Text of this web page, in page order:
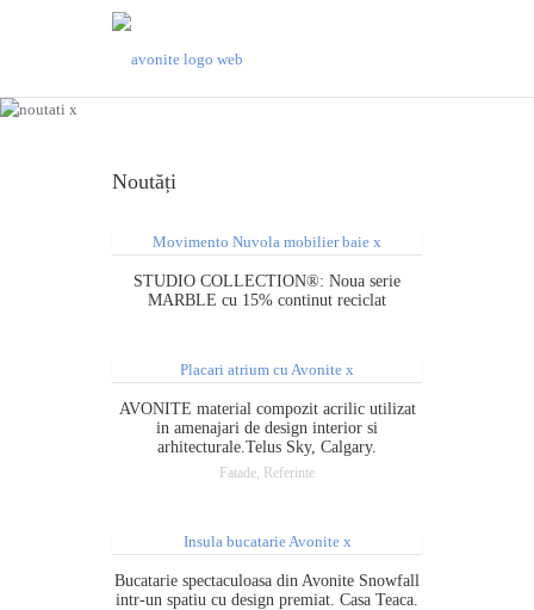
Noutăți
STUDIO COLLECTION®: Noua serie
MARBLE cu 15% continut reciclat
AVONITE material compozit acrilic utilizat
in amenajari de design interior si
arhitecturale.Telus Sky, Calgary.
Fatade, Referinte
Bucatarie spectaculoasa din Avonite Snowfall
intr-un spatiu cu design premiat. Casa Teaca.